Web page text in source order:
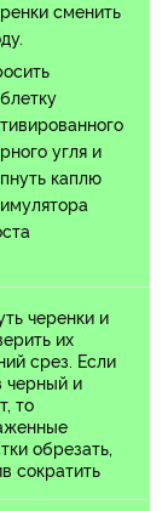
сменить
угля и
каплю
черенки и
их
срез. Если
черный и
то
обрезать,
сократить